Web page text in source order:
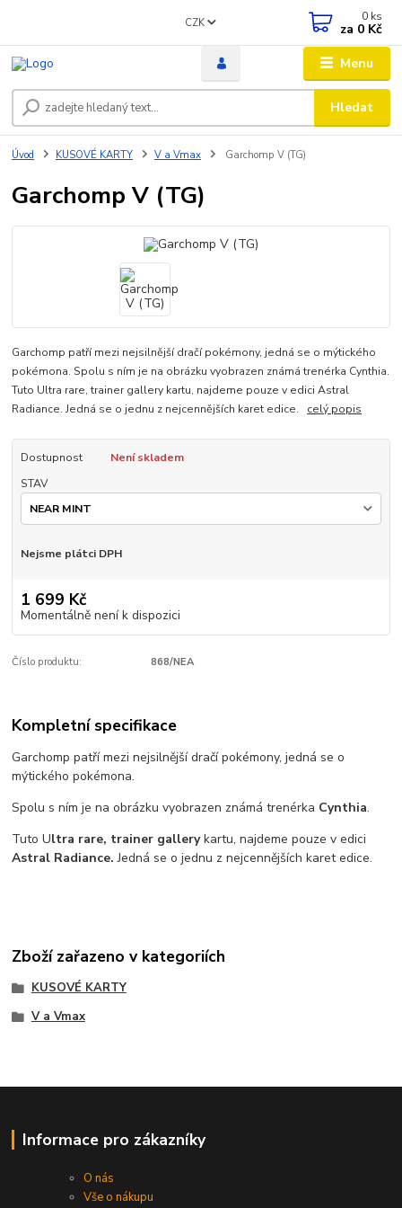
Menu
CZK
Hledat
0 ks
za 0 Kč
Úvod KUSOVÉ KARTY V a Vmax Garchomp V (TG)
Garchomp V (TG)
Garchomp patří mezi nejsilnější dračí pokémony, jedná se o mýtického
pokémona. Spolu s ním je na obrázku vyobrazen známá trenérka Cynthia.
Tuto Ultra rare, trainer gallery kartu, najdeme pouze v edici Astral
Radiance. Jedná se o jednu z nejcennějších karet edice. celý popis
Dostupnost
Není skladem
STAV
Nejsme plátci DPH
1 699 Kč
Momentálně není k dispozici
Číslo produktu: 868/NEA
Kompletní specifikace
Garchomp patří mezi nejsilnější dračí pokémony, jedná se o
mýtického pokémona.
Spolu s ním je na obrázku vyobrazen známá trenérka Cynthia.
Tuto Ultra rare, trainer gallerykartu, najdeme pouze v edici
Astral Radiance. Jedná se o jednu z nejcennějších karet edice.
Zboží zařazeno v kategoriích
KUSOVÉ KARTY
V a Vmax
Informace pro zákazníky
O nás
Vše o nákupu